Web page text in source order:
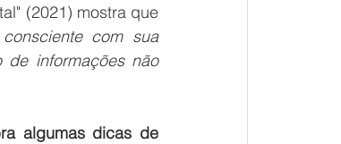
(2021) mostra que
com sua
informações não
algumas dicas de